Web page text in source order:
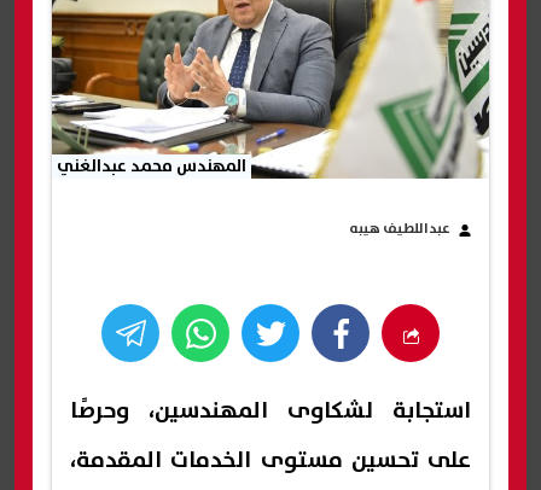
المهندس محمد عبدالغني
عبداللطيف هيبه
استجابة لشكاوى المهندسين، وحرصًا
على تحسين مستوى الخدمات المقدمة،